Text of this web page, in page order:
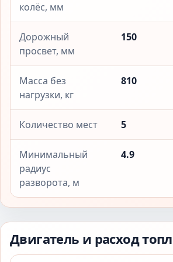
колёс, мм
Дорожный
просвет, мм
150
Масса без
нагрузки, кг
810
Количество мест 5
Минимальный
радиус
разворота, м
4.9
Двигатель и расход